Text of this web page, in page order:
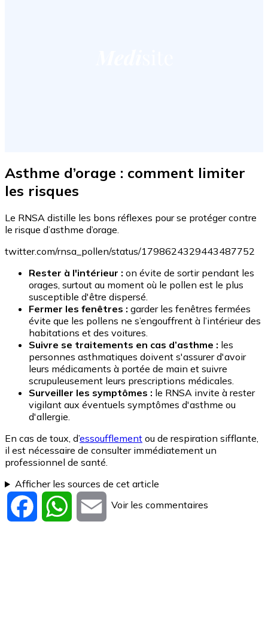
Asthme d’orage : comment limiter
les risques
Le RNSA distille les bons réflexes pour se protéger contre
le risque d’asthme d’orage.
twitter.com/rnsa_pollen/status/1798624329443487752
Rester à l'intérieur : on évite de sortir pendant les
orages, surtout au moment où le pollen est le plus
susceptible d'être dispersé.
Fermer les fenêtres : garder les fenêtres fermées
évite que les pollens ne s’engouffrent à l’intérieur des
habitations et des voitures.
Suivre se traitements en cas d’asthme : les
personnes asthmatiques doivent s'assurer d'avoir
leurs médicaments à portée de main et suivre
scrupuleusement leurs prescriptions médicales.
Surveiller les symptômes : le RNSA invite à rester
vigilant aux éventuels symptômes d'asthme ou
d'allergie.
En cas de toux, d’essoufflement ou de respiration sifflante,
il est nécessaire de consulter immédiatement un
professionnel de santé.
Afficher les sources de cet article
Facebook WhatsApp
Email
Voir les commentaires